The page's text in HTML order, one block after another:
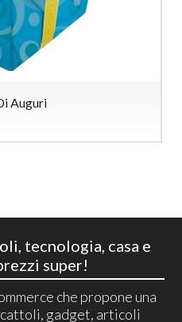
Auguri
tecnologia, casa e
super!
che propone una
gadget, articoli